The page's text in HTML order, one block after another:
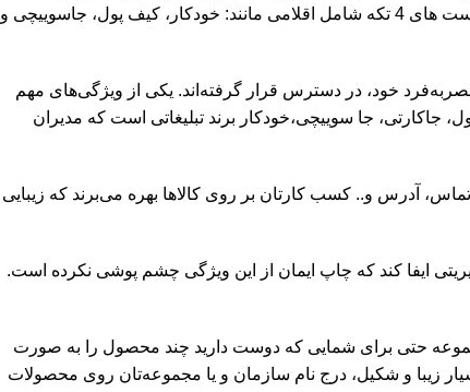
باشد و همچنین می توان با ترکیب خودکار، سررسید و جاسوییچی بسته بندی کرد. نیم ست های 4 تکه شامل اقلامی مانند: خودکار، کیف پول، جاسوییچی و
خود، در دسترس قرار گرفته‌اند. یکی از ویژگی‌های مهم
جا سوییچی،خودکار برند تبلیغاتی است که مدیران
آدرس و.. کسب کارتان بر روی کالاها بهره می‌برند که زیبایی
ایفا کند که چاپ ایمان از این ویژگی چشم پوشی نکرده است.
این مجموعه حتی برای شمایی که دوست دارید چند محصول را به صورت
زیبا و شکیل، درج نام سازمان و یا مجموعه‌تان روی محصولات